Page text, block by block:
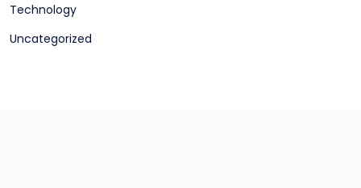
Technology
Uncategorized